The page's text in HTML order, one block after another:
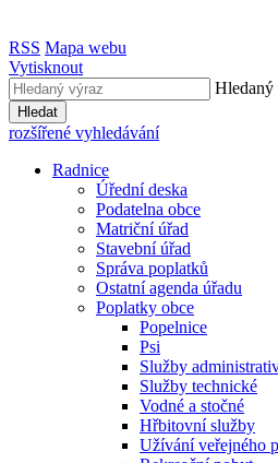
RSS Mapa webu
Vytisknout
Hledaný
Hledat
rozšířené vyhledávání
Radnice
Úřední deska
Podatelna obce
Matriční úřad
Stavební úřad
Správa poplatků
Ostatní agenda úřadu
Poplatky obce
Popelnice
Psi
Služby
Služby technické
Vodné a stočné
Hřbitovní služby
Užívání veřejného